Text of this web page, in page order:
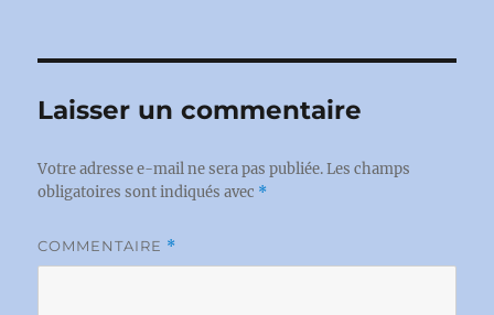
Laisser un commentaire
Votre adresse e-mail ne sera pas publiée. Les champs
obligatoires sont indiqués avec *
COMMENTAIRE *